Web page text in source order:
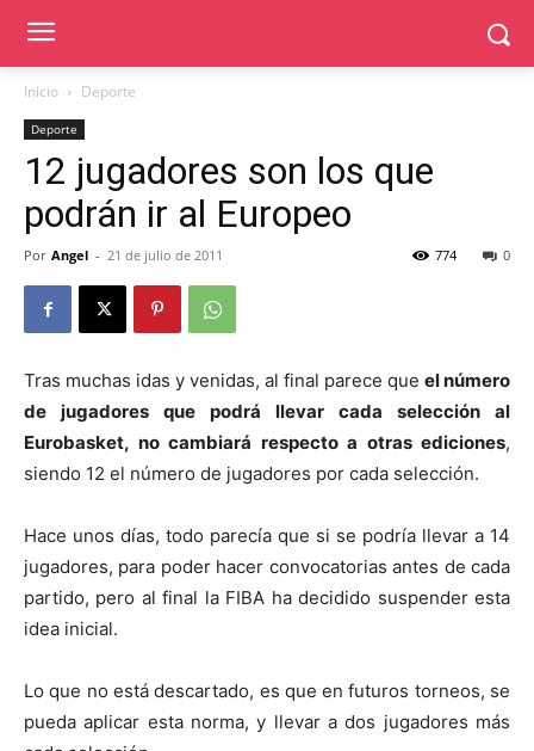
Inicio Deporte
Deporte
12 jugadores son los que
podrán ir al Europeo
Por Angel - 21 de julio de 2011 0
774
Tras muchas idas y venidas, al final parece que el número
de jugadores que podrá llevar cada selección al
Eurobasket, no cambiará respecto a otras ediciones,
siendo 12 el número de jugadores por cada selección.
Hace unos días, todo parecía que si se podría llevar a 14
jugadores, para poder hacer convocatorias antes de cada
partido, pero al final la FIBA ha decidido suspender esta
idea inicial.
Lo que no está descartado, es que en futuros torneos, se
pueda aplicar esta norma, y llevar a dos jugadores más